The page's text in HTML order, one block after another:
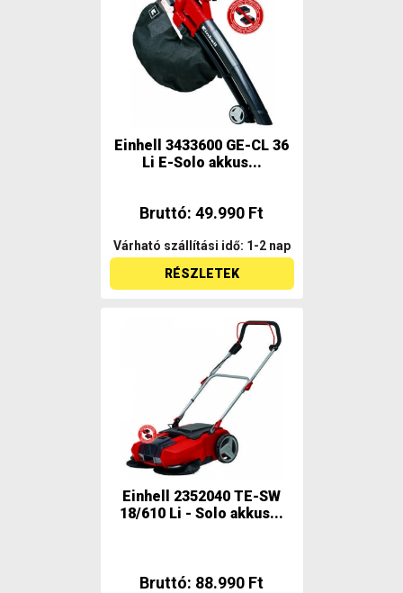
Einhell 3433600 GE-CL 36
Li E-Solo akkus...
Bruttó: 49.990 Ft
Várható szállítási idő: 1-2 nap
RÉSZLETEK
Einhell 2352040 TE-SW
18/610 Li - Solo akkus...
Bruttó: 88.990 Ft